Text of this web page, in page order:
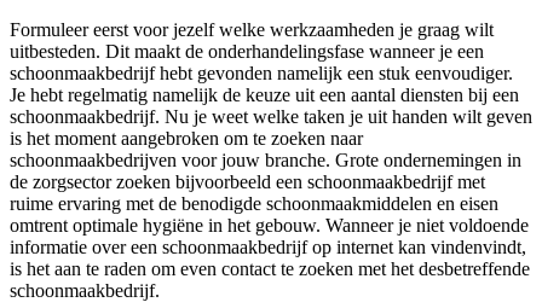
Formuleer eerst voor jezelf welke werkzaamheden je graag wilt
uitbesteden. Dit maakt de onderhandelingsfase wanneer je een
schoonmaakbedrijf hebt gevonden namelijk een stuk eenvoudiger.
Je hebt regelmatig namelijk de keuze uit een aantal diensten bij een
schoonmaakbedrijf. Nu je weet welke taken je uit handen wilt geven
is het moment aangebroken om te zoeken naar
schoonmaakbedrijven voor jouw branche. Grote ondernemingen in
de zorgsector zoeken bijvoorbeeld een schoonmaakbedrijf met
ruime ervaring met de benodigde schoonmaakmiddelen en eisen
omtrent optimale hygiëne in het gebouw. Wanneer je niet voldoende
informatie over een schoonmaakbedrijf op internet kan vindenvindt,
is het aan te raden om even contact te zoeken met het desbetreffende
schoonmaakbedrijf.